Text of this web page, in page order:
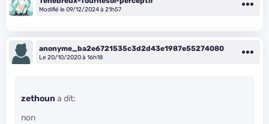
Modifié le 09/12/2024 à 21h57
anonyme_ba2e6721535c3d2d43e1987e55274080
Le 20/10/2020 à 16h18
zethoun a dit:
non